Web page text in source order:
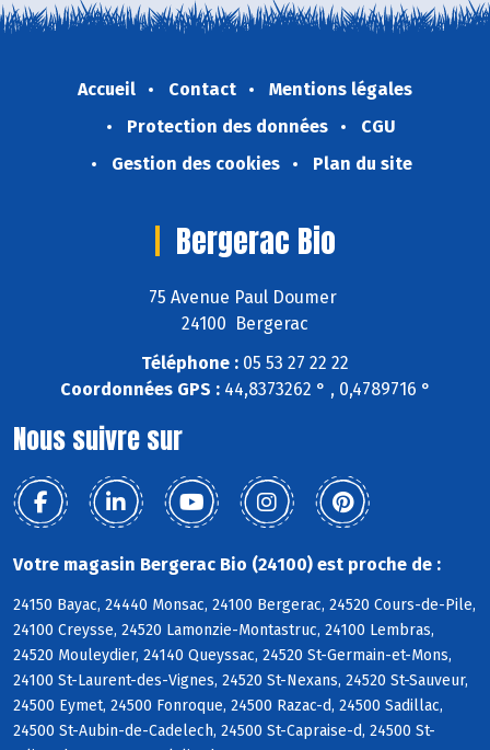
Accueil Contact
Mentions légales
Protection des données
CGU
Gestion des cookies
Plan du site
Bergerac Bio
75 Avenue Paul Doumer
24100 Bergerac
Téléphone : 05 53 27 22 22
Coordonnées GPS :44,8373262 ° , 0,4789716 °
Nous suivre sur
Votre magasin Bergerac Bio (24100) est proche de :
24150 Bayac, 24440 Monsac, 24100 Bergerac, 24520 Cours-de-Pile,
24100 Creysse, 24520 Lamonzie-Montastruc, 24100 Lembras,
24520 Mouleydier, 24140 Queyssac, 24520 St-Germain-et-Mons,
24100 St-Laurent-des-Vignes, 24520 St-Nexans, 24520 St-Sauveur,
24500 Eymet, 24500 Fonroque, 24500 Razac-d, 24500 Sadillac,
24500 St-Aubin-de-Cadelech, 24500 St-Capraise-d, 24500 St-